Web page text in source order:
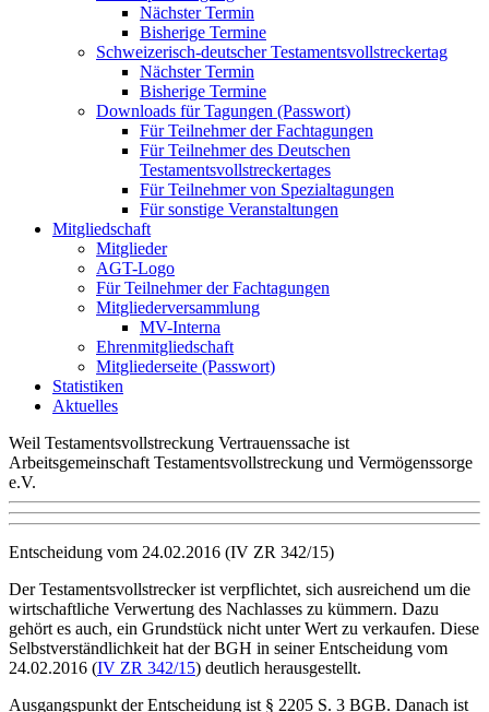
Nächster Termin
Bisherige Termine
Schweizerisch-deutscher Testamentsvollstreckertag
Nächster Termin
Bisherige Termine
Downloads für Tagungen (Passwort)
Für Teilnehmer der Fachtagungen
Für Teilnehmer des Deutschen
Testamentsvollstreckertages
Für Teilnehmer von Spezialtagungen
Für sonstige Veranstaltungen
Mitgliedschaft
Mitglieder
AGT-Logo
Für Teilnehmer der Fachtagungen
Mitgliederversammlung
MV-Interna
Ehrenmitgliedschaft
Mitgliederseite (Passwort)
Statistiken
Aktuelles
Weil Testamentsvollstreckung Vertrauenssache ist
Arbeitsgemeinschaft Testamentsvollstreckung und Vermögenssorge
e.V.
Entscheidung vom 24.02.2016 (IV ZR 342/15)
Der Testamentsvollstrecker ist verpflichtet, sich ausreichend um die
wirtschaftliche Verwertung des Nachlasses zu kümmern. Dazu
gehört es auch, ein Grundstück nicht unter Wert zu verkaufen. Diese
Selbstverständlichkeit hat der BGH in seiner Entscheidung vom
24.02.2016 (IV ZR 342/15) deutlich herausgestellt.
Ausgangspunkt der Entscheidung ist § 2205 S. 3 BGB. Danach ist